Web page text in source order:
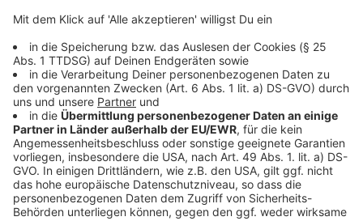
Mehr Informationen
Akzeptieren
powered byUsercentrics Consent
Management Platform
Songwriter Milow
Anzeige
Anzeige